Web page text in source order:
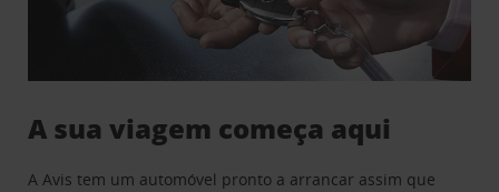
A sua viagem começa aqui
A Avis tem um automóvel pronto a arrancar assim que